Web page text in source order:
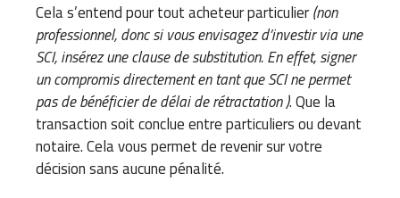
Cela s’entend pour tout acheteur particulier(non
professionnel, donc si vous envisagez d’investir via une
SCI, insérez une clause de substitution. En effet, signer
un compromis directement en tant que SCI ne permet
pas de bénéficier de délai de rétractation ). Que la
transaction soit conclue entre particuliers ou devant
notaire. Cela vous permet de revenir sur votre
décision sans aucune pénalité.